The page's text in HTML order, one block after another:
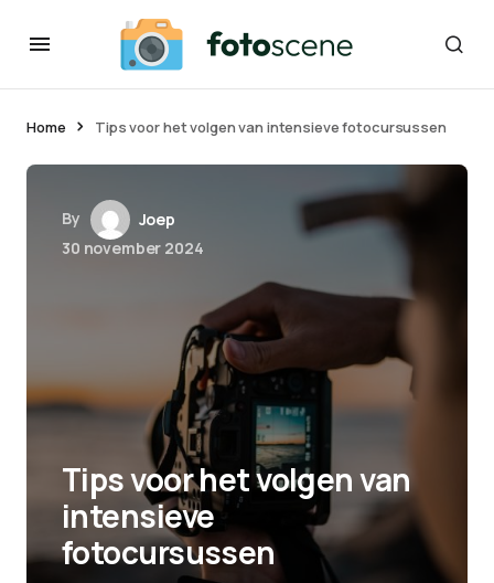
Home Tips voor het volgen van intensieve fotocursussen
By
Joep
30 november 2024
Tips voor het volgen van
intensieve
fotocursussen